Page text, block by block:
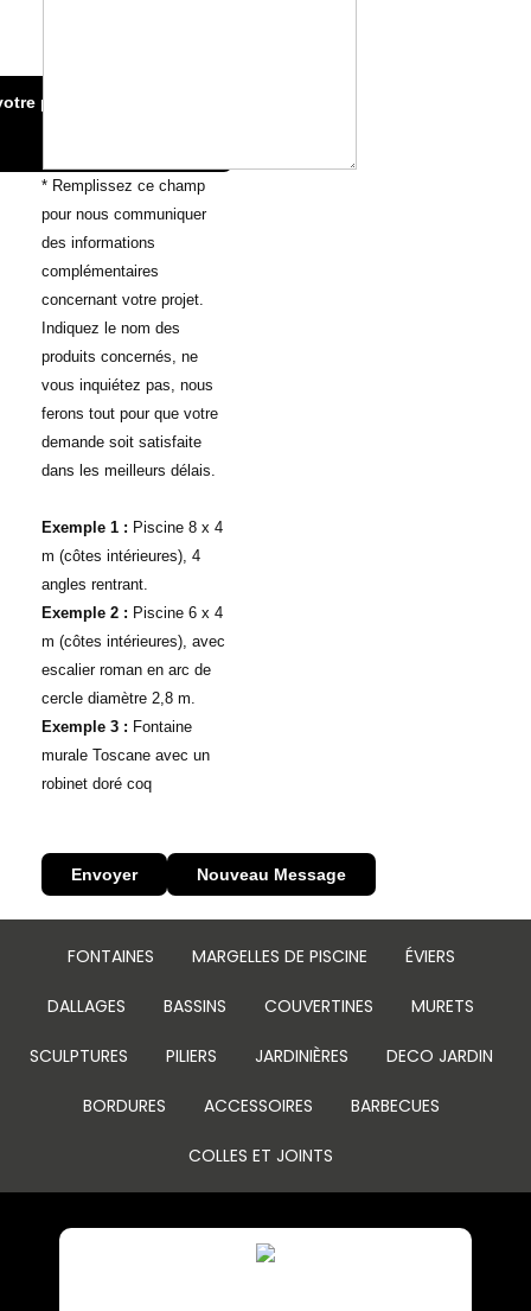
plan:
* Remplissez ce champ
pour nous communiquer
des informations
complémentaires
concernant votre projet.
Indiquez le nom des
produits concernés, ne
vous inquiétez pas, nous
ferons tout pour que votre
demande soit satisfaite
dans les meilleurs délais.
Exemple 1 : Piscine 8 x 4
m (côtes intérieures), 4
angles rentrant.
Exemple 2 : Piscine 6 x 4
m (côtes intérieures), avec
escalier roman en arc de
cercle diamètre 2,8 m.
Exemple​ 3 : Fontaine
murale Toscane avec un
robinet doré coq
FONTAINES MARGELLES DE PISCINE ÉVIERS
DALLAGES BASSINS COUVERTINES MURETS
SCULPTURES PILIERS JARDINIÈRES DECO JARDIN
BORDURES ACCESSOIRES BARBECUES
COLLES ET JOINTS